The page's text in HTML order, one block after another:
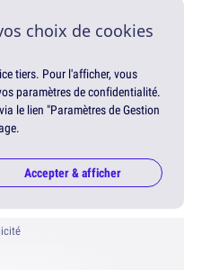
choix de cookies
tiers. Pour l'afficher, vous
paramètres de confidentialité.
le lien "Paramètres de Gestion
Accepter & afficher